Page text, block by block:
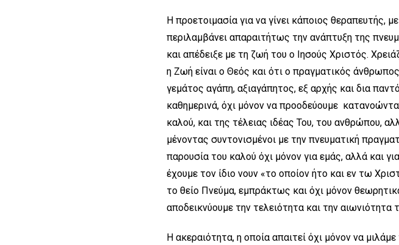
Η προετοιμασία για να γίνει κάποιος θεραπευτής,
περιλαμβάνει απαραιτήτως την ανάπτυξη της
και απέδειξε με τη ζωή του ο Ιησούς Χριστός.
η Ζωή είναι ο Θεός και ότι ο πραγματικός
γεμάτος αγάπη, αξιαγάπητος, εξ αρχής και δια
καθημερινά, όχι μόνον να προοδεύουμε
καλού, και της τέλειας ιδέας Του, του ανθρώπου,
μένοντας συντονισμένοι με την πνευματική
παρουσία του καλού όχι μόνον για εμάς, αλλά και
έχουμε τον ίδιο νουν «το οποίον ήτο και εν τω
το θείο Πνεύμα, εμπράκτως και όχι μόνον
αποδεικνύουμε την τελειότητα και την
Η ακεραιότητα, η οποία απαιτεί όχι μόνον να